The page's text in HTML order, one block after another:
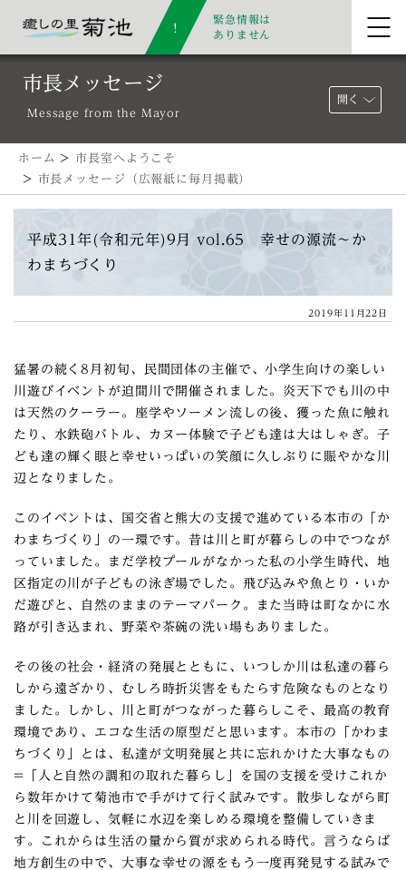
緊急情報は
ありません
市長メッセージ
Message from the Mayor
開く
ホーム >市長室へようこそ
> 市長メッセージ（広報紙に毎月掲載）
平成31年(令和元年)9月 vol.65 幸せの源流～か
わまちづくり
2019年11月22日
猛暑の続く8月初旬、民間団体の主催で、小学生向けの楽しい
川遊びイベントが迫間川で開催されました。炎天下でも川の中
は天然のクーラー。座学やソーメン流しの後、獲った魚に触れ
たり、水鉄砲バトル、カヌー体験で子ども達は大はしゃぎ。子
ども達の輝く眼と幸せいっぱいの笑顔に久しぶりに賑やかな川
辺となりました。
このイベントは、国交省と熊大の支援で進めている本市の「か
わまちづくり」の一環です。昔は川と町が暮らしの中でつなが
っていました。まだ学校プールがなかった私の小学生時代、地
区指定の川が子どもの泳ぎ場でした。飛び込みや魚とり・いか
だ遊びと、自然のままのテーマパーク。また当時は町なかに水
路が引き込まれ、野菜や茶碗の洗い場もありました。
その後の社会・経済の発展とともに、いつしか川は私達の暮ら
しから遠ざかり、むしろ時折災害をもたらす危険なものとなり
ました。しかし、川と町がつながった暮らしこそ、最高の教育
環境であり、エコな生活の原型だと思います。本市の「かわま
ちづくり」とは、私達が文明発展と共に忘れかけた大事なもの
=「人と自然の調和の取れた暮らし」を国の支援を受けこれか
ら数年かけて菊池市で手がけて行く試みです。散歩しながら町
と川を回遊し、気軽に水辺を楽しめる環境を整備していきま
す。これからは生活の量から質が求められる時代。言うならば
地方創生の中で、大事な幸せの源をもう一度再発見する試みで